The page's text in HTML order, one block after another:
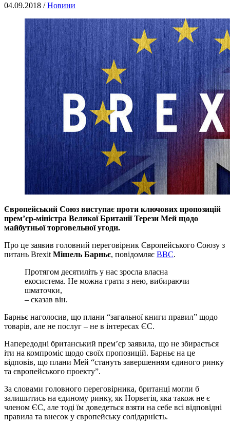
04.09.2018 /Новини
Європейський Союз виступає проти ключових пропозицій
прем’єр-міністра Великої Британії Терези Мей щодо
майбутньої торговельної угоди.
Про це заявив головний переговірник Європейського Союзу з
питань Brexit Мішель Барньє, повідомляє ВВС.
Протягом десятиліть у нас зросла власна
екосистема. Не можна грати з нею, вибираючи
шматочки,
– сказав він.
Барньє наголосив, що плани “загальної книги правил” щодо
товарів, але не послуг – не в інтересах ЄС.
Напередодні британський прем’єр заявила, що не збирається
іти на компроміс щодо своїх пропозицій. Барньє на це
відповів, що плани Мей “стануть завершенням єдиного ринку
та європейського проекту”.
За словами головного переговірника, британці могли б
залишитись на єдиному ринку, як Норвегія, яка також не є
членом ЄС, але тоді їм доведеться взяти на себе всі відповідні
правила та внесок у європейську солідарність.